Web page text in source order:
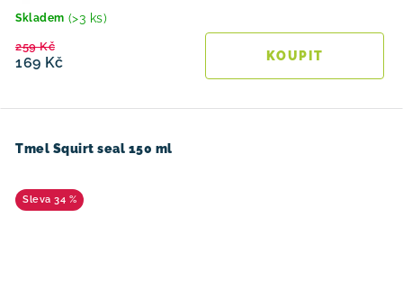
Skladem (>3 ks)
169 Kč
259 Kč
Tmel Squirt seal 150 ml
34 %